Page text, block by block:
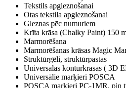
Tekstils apgleznošanai
Otas tekstila apgleznošanai
Gleznas pēc numuriem
Krīta krāsa (Chalky Paint) 150
Marmorēšana
Marmorēšanas krāsas Magic
Struktūrgēli, struktūrpastas
Universālas konturkrāsas ( 3D
Universālie marķieri POSCA
POSCA marķieri PC-1MR, pin